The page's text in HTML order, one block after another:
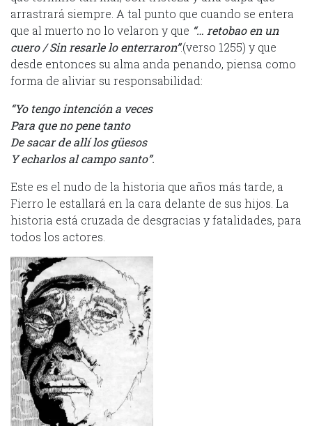
arrastrará siempre. A tal punto que cuando se entera
que al muerto no lo velaron y que “… retobao en un
cuero / Sin resarle lo enterraron”.(verso 1255) y que
desde entonces su alma anda penando, piensa como
forma de aliviar su responsabilidad:
“Yo tengo intención a veces
Para que no pene tanto
De sacar de allí los güesos
Y echarlos al campo santo”.
Este es el nudo de la historia que años más tarde, a
Fierro le estallará en la cara delante de sus hijos. La
historia está cruzada de desgracias y fatalidades, para
todos los actores.